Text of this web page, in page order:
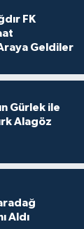
FK
Geldiler
Gürlek ile
Alagöz
Aldı